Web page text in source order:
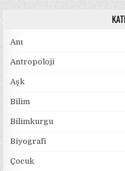
Anı
Antropoloji
Aşk
Bilim
Bilimkurgu
Biyografi
Çocuk